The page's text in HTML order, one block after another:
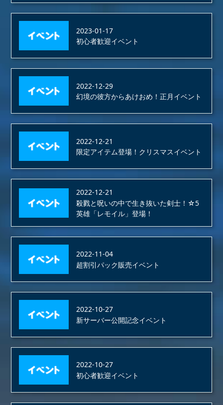
2023-01-17
初心者歓迎イベント
2022-12-29
幻境の彼方からあけおめ！正月イベント
2022-12-21
限定アイテム登場！クリスマスイベント
2022-12-21
殺戮と呪いの中で生き抜いた剣士！☆5
英雄「レモイル」登場！
2022-11-04
超割引パック販売イベント
2022-10-27
新サーバー公開記念イベント
2022-10-27
初心者歓迎イベント